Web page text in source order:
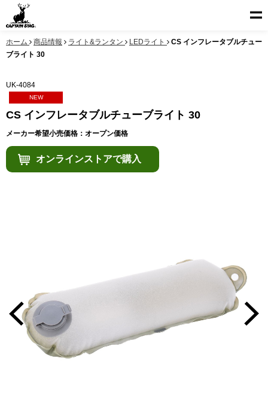
ホーム 商品情報 ライト&ランタン LEDライト
CS インフレータブルチュー
ブライト 30
UK-4084
NEW
CS インフレータブルチューブライト 30
メーカー希望小売価格：オープン価格
オンラインストアで購入